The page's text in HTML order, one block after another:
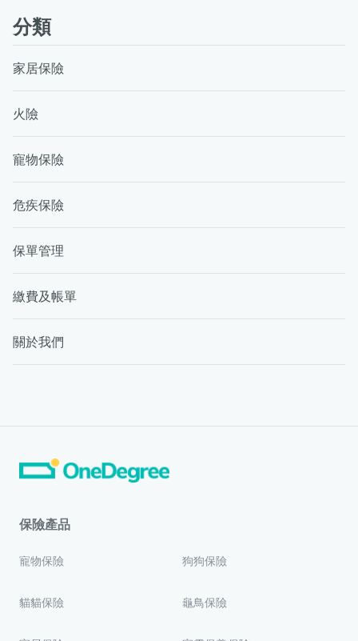
分類
家居保險
火險
寵物保險
危疾保險
保單管理
繳費及帳單
關於我們
保險產品
寵物保險 狗狗保險
貓貓保險 龜鳥保險